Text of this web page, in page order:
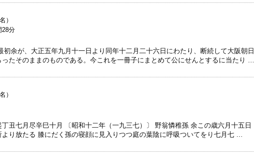
）
28分
初余が、大正五年九月十一日より同年十二月二十六日にわたり、断続して大阪朝日
たそのままのものである。今これを一冊子にまとめて公にせんとするに当たり …
）
丑七月尽辛巳十月 〔昭和十二年（一九三七）〕 野翁憐稚孫 余この歳六月十五日
り放たる 膝にだく孫の寝顔に見入りつつ庭の葉陰に呼吸ついてをり七月七 …